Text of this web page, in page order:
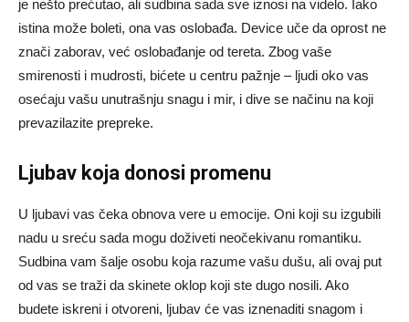
je nešto prećutao, ali sudbina sada sve iznosi na videlo. Iako
istina može boleti, ona vas oslobađa. Device uče da oprost ne
znači zaborav, već oslobađanje od tereta. Zbog vaše
smirenosti i mudrosti, bićete u centru pažnje – ljudi oko vas
osećaju vašu unutrašnju snagu i mir, i dive se načinu na koji
prevazilazite prepreke.
Ljubav koja donosi promenu
U ljubavi vas čeka obnova vere u emocije. Oni koji su izgubili
nadu u sreću sada mogu doživeti neočekivanu romantiku.
Sudbina vam šalje osobu koja razume vašu dušu, ali ovaj put
od vas se traži da skinete oklop koji ste dugo nosili. Ako
budete iskreni i otvoreni, ljubav će vas iznenaditi snagom i